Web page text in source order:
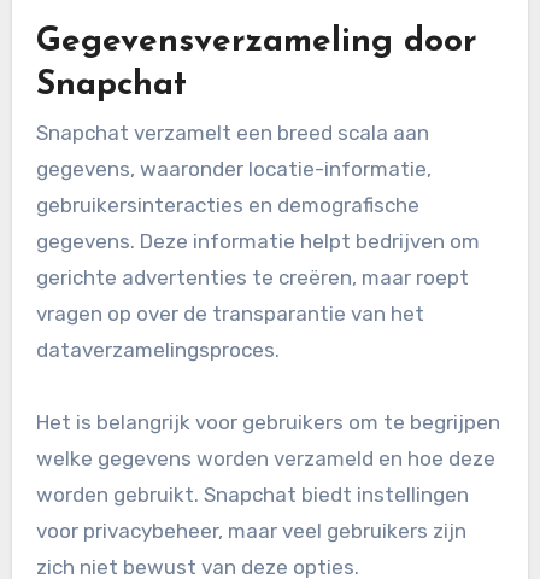
Gegevensverzameling door
Snapchat
Snapchat verzamelt een breed scala aan
gegevens, waaronder locatie-informatie,
gebruikersinteracties en demografische
gegevens. Deze informatie helpt bedrijven om
gerichte advertenties te creëren, maar roept
vragen op over de transparantie van het
dataverzamelingsproces.
Het is belangrijk voor gebruikers om te begrijpen
welke gegevens worden verzameld en hoe deze
worden gebruikt. Snapchat biedt instellingen
voor privacybeheer, maar veel gebruikers zijn
zich niet bewust van deze opties.